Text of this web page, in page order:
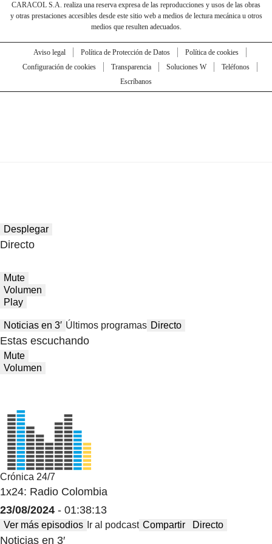
CARACOL S.A. realiza una reserva expresa de las reproducciones y usos de las obras
y otras prestaciones accesibles desde este sitio web a medios de lectura mecánica u otros
medios que resulten adecuados.
Aviso legal Política de Protección de Datos
Política de cookies
Configuración de cookies
Transparencia Soluciones W
Teléfonos
Escríbanos
Desplegar
Directo
Mute
Volumen
Play
Noticias en 3′ Últimos programas Directo
Estas escuchando
Mute
Volumen
Crónica 24/7
1x24: Radio Colombia
23/08/2024 - 01:38:13
Ver más episodios Ir al podcast Compartir Directo
Noticias en 3′